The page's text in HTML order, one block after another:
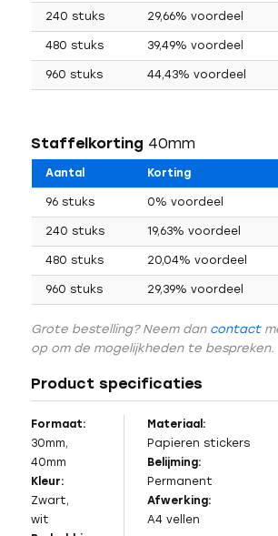
240 stuks 29,66% voordeel
480 stuks 39,49% voordeel
960 stuks 44,43% voordeel
Staffelkorting 40mm
Aantal Korting
96 stuks 0% voordeel
240 stuks 19,63% voordeel
480 stuks 20,04% voordeel
960 stuks 29,39% voordeel
Grote bestelling? Neem dan contact
op om de mogelijkheden te bespreken.
Product specificaties
Formaat:
30mm,
40mm
Kleur:
Zwart,
wit
Materiaal:
Papieren stickers
Belijming:
Permanent
Afwerking:
A4 vellen